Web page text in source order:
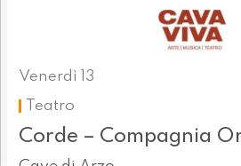
Venerdì 13
Teatro
Corde – Compagnia